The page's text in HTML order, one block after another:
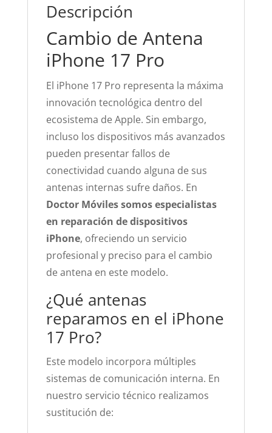
Descripción
Cambio de Antena
iPhone 17 Pro
El iPhone 17 Pro representa la máxima
innovación tecnológica dentro del
ecosistema deApple. Sin embargo,
incluso los dispositivos más avanzados
pueden presentar fallos de
conectividad cuando alguna de sus
antenas internas sufre daños. En
Doctor Móviles somos especialistas
en reparación de dispositivos
iPhone, ofreciendo un servicio
profesional y preciso para el cambio
de antena en este modelo.
¿Qué antenas
reparamos en el iPhone
17 Pro?
Este modelo incorpora múltiples
sistemas de comunicación interna. En
nuestro servicio técnico realizamos
sustitución de: